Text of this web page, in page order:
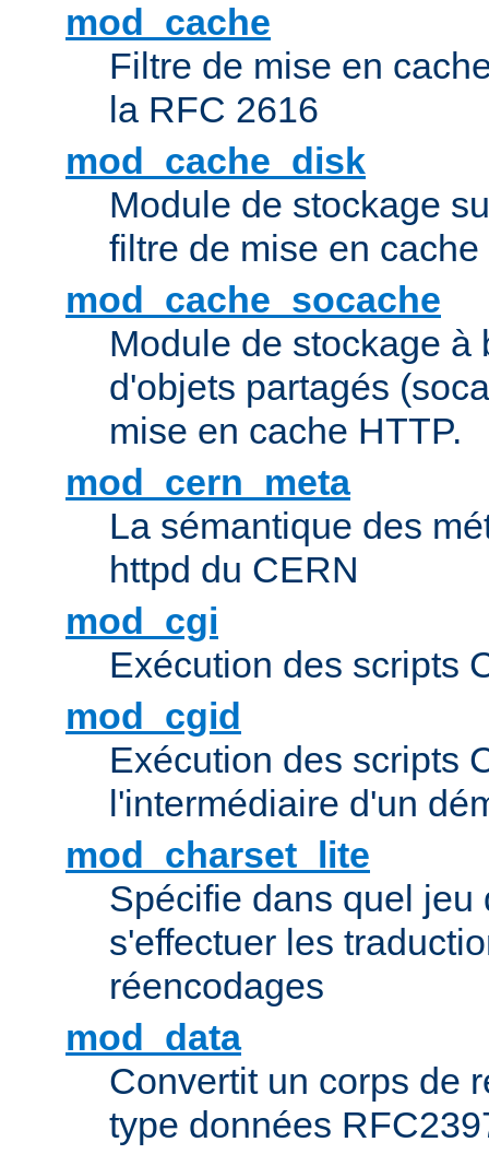
mod_cache
Filtre de mise en
la RFC 2616
mod_cache_disk
Module de stockage
filtre de mise en cache
mod_cache_socache
Module de stockage à
d'objets partagés
mise en cache HTTP.
mod_cern_meta
La sémantique des
httpd du CERN
mod_cgi
Exécution des scripts
mod_cgid
Exécution des scripts
l'intermédiaire d'un
mod_charset_lite
Spécifie dans quel jeu
s'effectuer les
réencodages
mod_data
Convertit un corps de
type données